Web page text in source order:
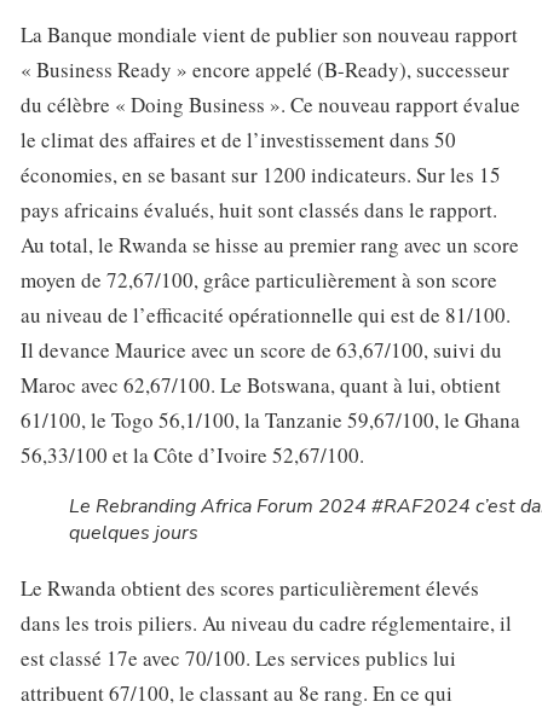
La Banque mondiale vient de publier son nouveau rapport
« Business Ready » encore appelé (B-Ready), successeur
du célèbre « Doing Business ». Ce nouveau rapport évalue
le climat des affaires et de l’investissement dans 50
économies, en se basant sur 1200 indicateurs. Sur les 15
pays africains évalués, huit sont classés dans le rapport.
Au total, le Rwanda se hisse au premier rang avec un score
moyen de 72,67/100, grâce particulièrement à son score
au niveau de l’efficacité opérationnelle qui est de 81/100.
Il devance Maurice avec un score de 63,67/100, suivi du
Maroc avec 62,67/100. Le Botswana, quant à lui, obtient
61/100, le Togo 56,1/100, la Tanzanie 59,67/100, le Ghana
56,33/100 et la Côte d’Ivoire 52,67/100.
Le Rebranding Africa Forum 2024 #RAF2024 c’est
quelques jours
Le Rwanda obtient des scores particulièrement élevés
dans les trois piliers. Au niveau du cadre réglementaire, il
est classé 17e avec 70/100. Les services publics lui
attribuent 67/100, le classant au 8e rang. En ce qui